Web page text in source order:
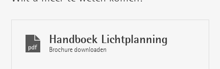
Handboek Lichtplanning
Brochure downloaden